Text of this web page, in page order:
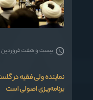
نماینده ولی فقیه در
برنامه‌ریزی اصولی است
بیست و هفت فروردین 1405